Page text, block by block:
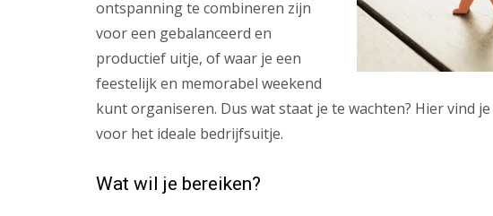
ontspanning te combineren zijn
voor een gebalanceerd en
productief uitje, of waar je een
feestelijk en memorabel weekend
kunt organiseren. Dus wat staat je te wachten? Hier vind je
voor het ideale bedrijfsuitje.
Wat wil je bereiken?